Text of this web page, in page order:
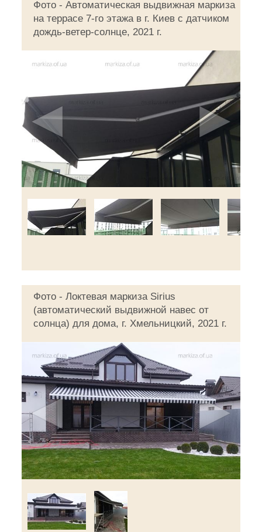
Фото - Автоматическая выдвижная маркиза
на террасе 7-го этажа в г. Киев с датчиком
дождь-ветер-солнце, 2021 г.
◄ ►
Фото - Локтевая маркиза Sirius
(автоматический выдвижной навес от
солнца) для дома, г. Хмельницкий, 2021 г.
◄ ►